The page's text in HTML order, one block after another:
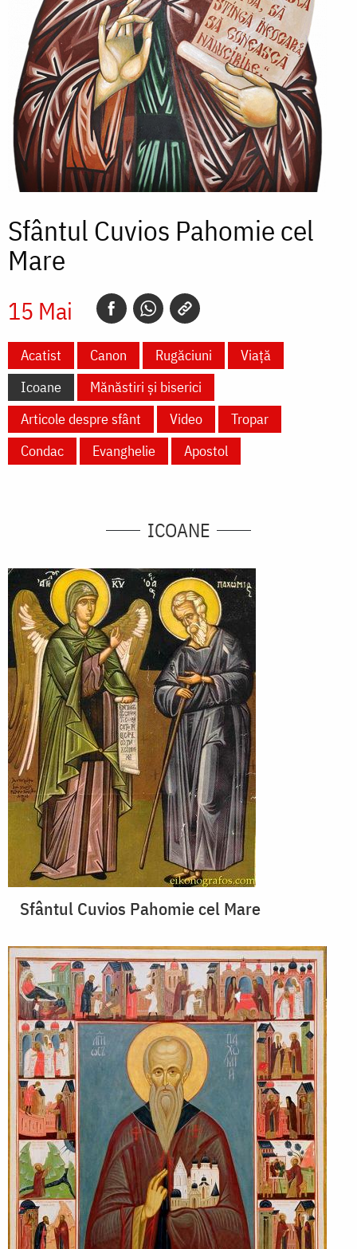
Sfântul Cuvios Pahomie cel
Mare
15 Mai
Acatist Canon Rugăciuni
Viață
Icoane
Mănăstiri și biserici
Articole despre sfânt
Video
Tropar
Condac
Evanghelie Apostol
ICOANE
Sfântul Cuvios Pahomie cel Mare